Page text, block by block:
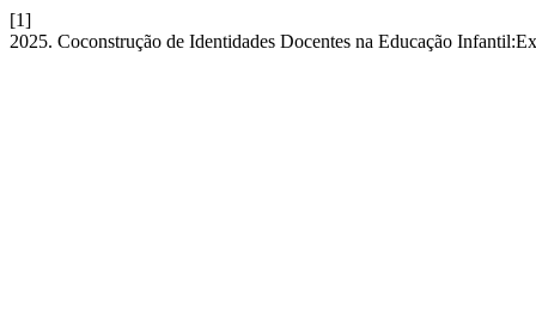
[1]
2025. Coconstrução de Identidades Docentes na Educação